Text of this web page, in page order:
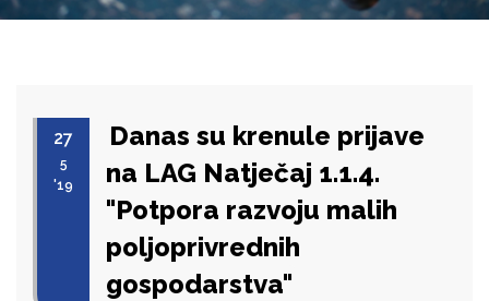
27
5
'19
Danas su krenule prijave
na LAG Natječaj 1.1.4.
"Potpora razvoju malih
poljoprivrednih
gospodarstva"